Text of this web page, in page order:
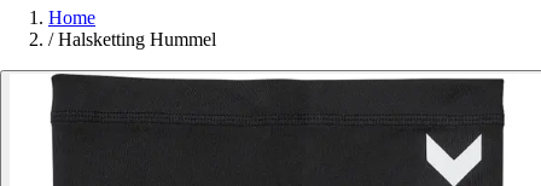
Home
/ Halsketting Hummel